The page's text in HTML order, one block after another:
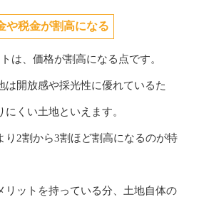
や税金が割高になる
は、価格が割高になる点です。
は開放感や採光性に優れているた
くい土地といえます。
り2割から3割ほど割高になるのが特
リットを持っている分、土地自体の